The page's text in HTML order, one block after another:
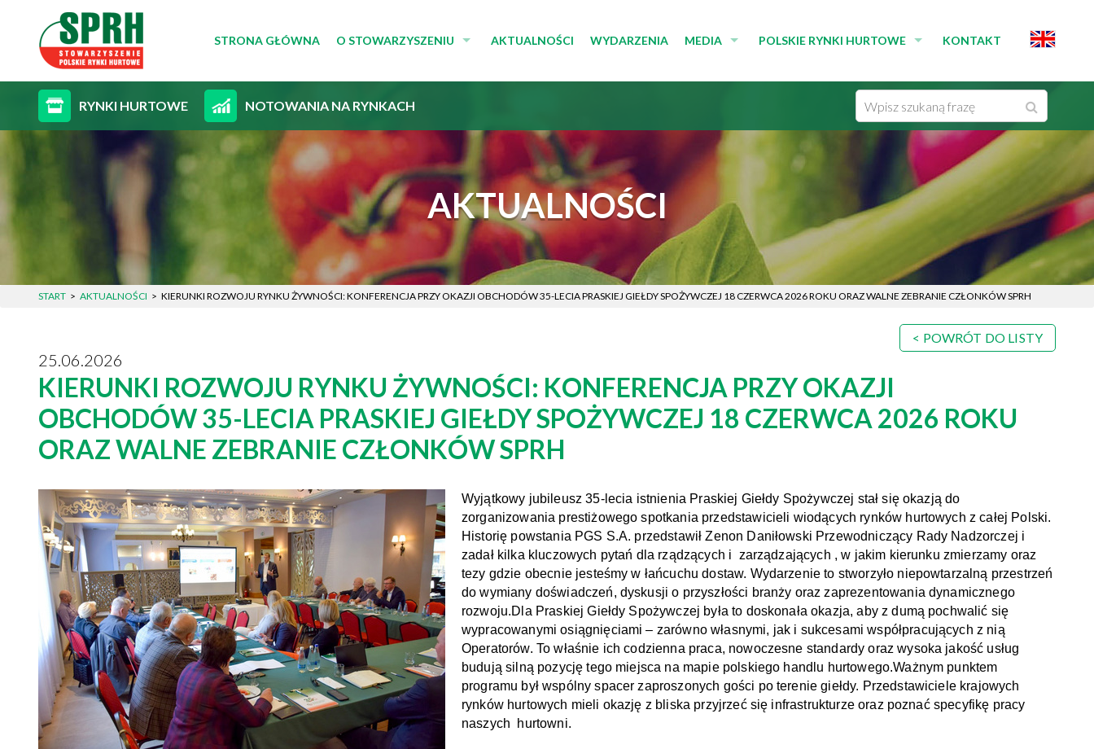
STRONA GŁÓWNA O STOWARZYSZENIU
CELE STOWARZYSZENIA
ZARZĄD I RADA
STATUT
AKTUALNOŚCI WYDARZENIA MEDIA
MULTIMEDIA
DLA MEDIÓW
POLSKIE RYNKI HURTOWE
RYNKI ZRZESZONE W SPRH
RYNKI NIEZRZESZONE W SPRH
CZŁONKOWIE ZWYCZAJNI
DEKLARACJE
KONTAKT
RYNKI HURTOWE NOTOWANIA NA RYNKACH WYSZUKIWARKA
Wpisz
AKTUALNOŚCI
START AKTUALNOŚCI KIERUNKI ROZWOJU RYNKU ŻYWNOŚCI: KONFERENCJA PRZY OKAZJI OBCHODÓW 35-LECIA PRASKIEJ GIEŁDY SPOŻYWCZEJ 18 CZERWCA 2026 ROKU ORAZ WALNE ZEBRANIE CZŁONKÓW SPRH
POWRÓT DO LISTY
25.06.2026
KIERUNKI ROZWOJU RYNKU ŻYWNOŚCI: KONFERENCJA PRZY OKAZJI
OBCHODÓW 35-LECIA PRASKIEJ GIEŁDY SPOŻYWCZEJ 18 CZERWCA 2026 ROKU
ORAZ WALNE ZEBRANIE CZŁONKÓW SPRH
Wyjątkowy jubileusz 35-lecia istnienia Praskiej Giełdy Spożywczej stał się okazją do
zorganizowania prestiżowego spotkania przedstawicieli wiodących rynków hurtowych z całej Polski.
Historię powstania PGS S.A. przedstawił Zenon Daniłowski Przewodniczący Rady Nadzorczej i
zadał kilka kluczowych pytań dla rządzących i zarządzających , w jakim kierunku zmierzamy oraz
tezy gdzie obecnie jesteśmy w łańcuchu dostaw. Wydarzenie to stworzyło niepowtarzalną przestrzeń
do wymiany doświadczeń, dyskusji o przyszłości branży oraz zaprezentowania dynamicznego
rozwoju.Dla Praskiej Giełdy Spożywczej była to doskonała okazja, aby z dumą pochwalić się
wypracowanymi osiągnięciami – zarówno własnymi, jak i sukcesami współpracujących z nią
Operatorów. To właśnie ich codzienna praca, nowoczesne standardy oraz wysoka jakość usług
budują silną pozycję tego miejsca na mapie polskiego handlu hurtowego.Ważnym punktem
programu był wspólny spacer zaproszonych gości po terenie giełdy. Przedstawiciele krajowych
rynków hurtowych mieli okazję z bliska przyjrzeć się infrastrukturze oraz poznać specyfikę pracy
naszych hurtowni.